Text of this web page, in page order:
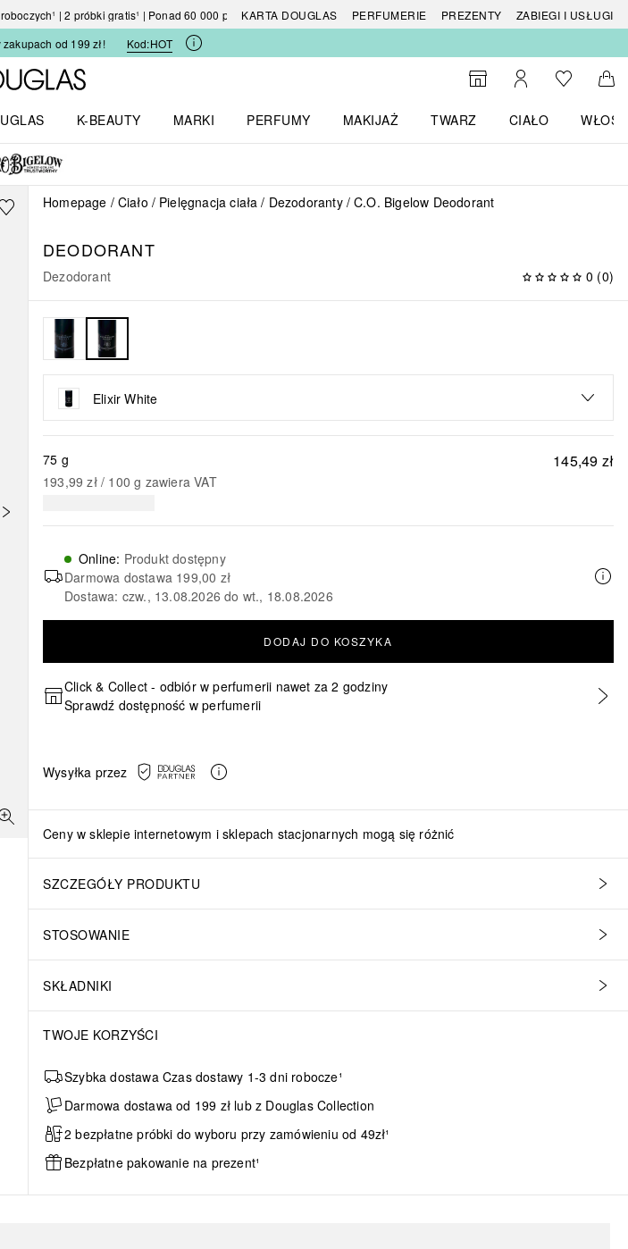
| 2 próbki gratis¹ | Ponad 60 000 produktówKARTA DOUGLAS PERFUMERIE PREZENTY
ZABIEGI I USŁUGI
od 199 zł!
Kod:HOT
Strona główna Douglas
Do wyszukiwarki
Moje kontoDo listyDo
K-BEAUTY
MARKI
PERFUMY
MAKIJAŻ
TWARZ
CIAŁO
WŁOSY
Homepage Ciało Pielęgnacja ciała Dezodoranty C.O. Bigelow Deodorant
DEODORANT
Dezodorant 0 (0)
Elixir White
145,49 zł
75 g
193,99 zł / 100 g zawiera VAT
Online: Produkt dostępny
Darmowa dostawa 199,00 zł
Dostawa: czw., 13.08.2026 do wt., 18.08.2026
DODAJ DO KOSZYKA
Click & Collect - odbiór w perfumerii nawet za 2 godziny
Sprawdź dostępność w perfumerii
Wysyłka przez
Ceny w sklepie internetowym i sklepach stacjonarnych mogą się różnić
SZCZEGÓŁY PRODUKTU
STOSOWANIE
SKŁADNIKI
TWOJE KORZYŚCI
Szybka dostawa Czas dostawy 1-3 dni robocze¹
Darmowa dostawa od 199 zł lub z Douglas Collection
2 bezpłatne próbki do wyboru przy zamówieniu od 49zł¹
Bezpłatne pakowanie na prezent¹